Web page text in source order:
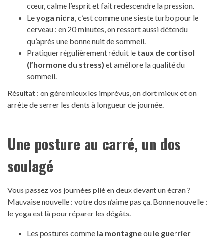
cœur, calme l’esprit et fait redescendre la pression.
Leyoga nidra , c’est comme une sieste turbo pour le
cerveau : en 20 minutes, on ressort aussi détendu
qu’après une bonne nuit de sommeil.
Pratiquer régulièrement réduit le taux de cortisol
(l’hormone du stress) et améliore la qualité du
sommeil.
Résultat : on gère mieux les imprévus, on dort mieux et on
arrête de serrer les dents à longueur de journée.
Une posture au carré, un dos
soulagé
Vous passez vos journées plié en deux devant un écran ?
Mauvaise nouvelle : votre dos n’aime pas ça. Bonne nouvelle :
le yoga est là pour réparer les dégâts.
Les postures comme la montagneou le guerrier